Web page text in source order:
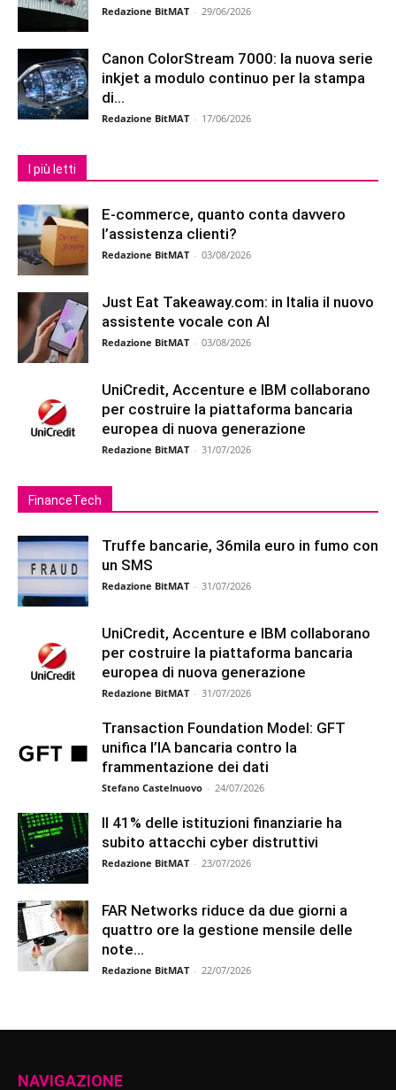
Redazione BitMAT - 29/06/2026
Canon ColorStream 7000: la nuova serie
inkjet a modulo continuo per la stampa
di...
Redazione BitMAT - 17/06/2026
I più letti
E-commerce, quanto conta davvero
l’assistenza clienti?
Redazione BitMAT - 03/08/2026
Just Eat Takeaway.com: in Italia il nuovo
assistente vocale con AI
Redazione BitMAT - 03/08/2026
UniCredit, Accenture e IBM collaborano
per costruire la piattaforma bancaria
europea di nuova generazione
Redazione BitMAT - 31/07/2026
FinanceTech
Truffe bancarie, 36mila euro in fumo con
un SMS
Redazione BitMAT - 31/07/2026
UniCredit, Accenture e IBM collaborano
per costruire la piattaforma bancaria
europea di nuova generazione
Redazione BitMAT - 31/07/2026
Transaction Foundation Model: GFT
unifica l’IA bancaria contro la
frammentazione dei dati
Stefano Castelnuovo - 24/07/2026
Il 41% delle istituzioni finanziarie ha
subito attacchi cyber distruttivi
Redazione BitMAT - 23/07/2026
FAR Networks riduce da due giorni a
quattro ore la gestione mensile delle
note...
Redazione BitMAT - 22/07/2026
NAVIGAZIONE